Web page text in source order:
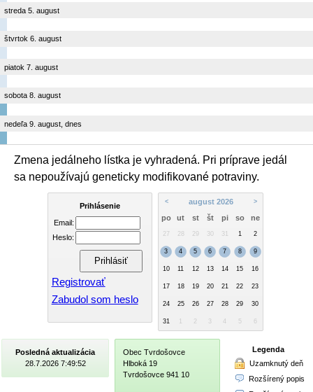
streda 5. august
štvrtok 6. august
piatok 7. august
sobota 8. august
nedeľa 9. august, dnes
Zmena jedálneho lístka je vyhradená. Pri príprave jedál
sa nepoužívajú geneticky modifikované potraviny.
Prihlásenie
Email:
Heslo:
Registrovať
Zabudol som heslo
< august 2026 >
po ut st št pi so ne
27 28 29 30 31 1 2
3 4 5 6 7 8 9
10 11 12 13 14 15 16
17 18 19 20 21 22 23
24 25 26 27 28 29 30
31 2 3 4 5 6
Posledná aktualizácia
28.7.2026 7:49:52
Obec Tvrdošovce
Hlboká 19
Tvrdošovce 941 10
Legenda
Uzamknutý deň
Rozšírený popis